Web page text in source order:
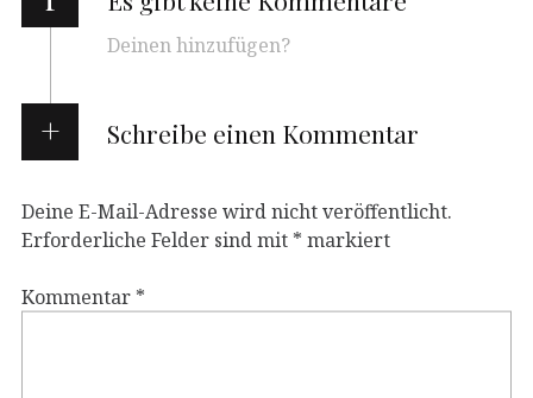
Deinen hinzufügen?
Schreibe einen Kommentar
Deine E-Mail-Adresse wird nicht veröffentlicht.
Erforderliche Felder sind mit * markiert
Kommentar *